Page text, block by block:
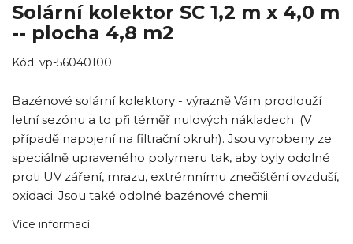
Solární kolektor SC 1,2 m x 4,0 m
-- plocha 4,8 m2
Kód: vp-56040100
Bazénové solární kolektory - výrazně Vám prodlouží
letní sezónu a to při téměř nulových nákladech. (V
případě napojení na filtrační okruh). Jsou vyrobeny ze
speciálně upraveného polymeru tak, aby byly odolné
proti UV záření, mrazu, extrémnímu znečištění ovzduší,
oxidaci. Jsou také odolné bazénové chemii.
Více informací